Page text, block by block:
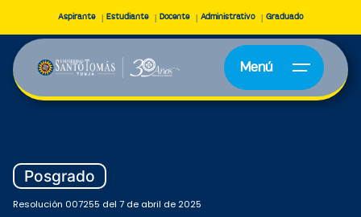
Aspirante Estudiante Docente Administrativo Graduado
Menú
Posgrado
Resolución 007255 del 7 de abril de 2025